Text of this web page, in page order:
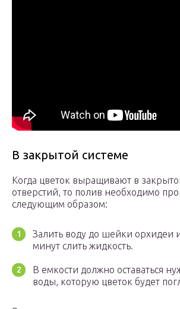
В закрытой системе
Когда цветок выращивают в
отверстий, то полив необходимо
следующим образом:
Залить воду до шейки орхидеи
минут слить жидкость.
В емкости должно оставаться
воды, которую цветок будет